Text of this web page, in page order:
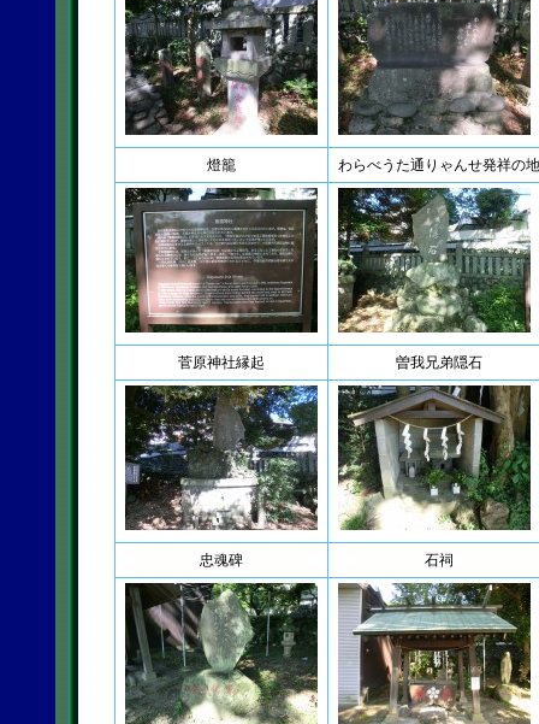
燈籠 わらべうた通りゃんせ発祥の地
菅原神社縁起 曽我兄弟隠石
忠魂碑 石祠